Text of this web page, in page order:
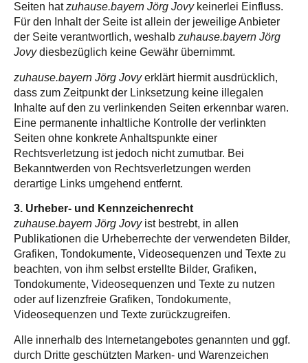
Seiten hatzuhause.bayern Jörg Jovykeinerlei Einfluss.
Für den Inhalt der Seite ist allein der jeweilige Anbieter
der Seite verantwortlich, weshalb zuhause.bayern Jörg
Jovydiesbezüglich keine Gewähr übernimmt.
zuhause.bayern Jörg Jovyerklärt hiermit ausdrücklich,
dass zum Zeitpunkt der Linksetzung keine illegalen
Inhalte auf den zu verlinkenden Seiten erkennbar waren.
Eine permanente inhaltliche Kontrolle der verlinkten
Seiten ohne konkrete Anhaltspunkte einer
Rechtsverletzung ist jedoch nicht zumutbar. Bei
Bekanntwerden von Rechtsverletzungen werden
derartige Links umgehend entfernt.
3. Urheber- und Kennzeichenrecht
zuhause.bayern Jörg Jovyist bestrebt, in allen
Publikationen die Urheberrechte der verwendeten Bilder,
Grafiken, Tondokumente, Videosequenzen und Texte zu
beachten, von ihm selbst erstellte Bilder, Grafiken,
Tondokumente, Videosequenzen und Texte zu nutzen
oder auf lizenzfreie Grafiken, Tondokumente,
Videosequenzen und Texte zurückzugreifen.
Alle innerhalb des Internetangebotes genannten und ggf.
durch Dritte geschützten Marken- und Warenzeichen